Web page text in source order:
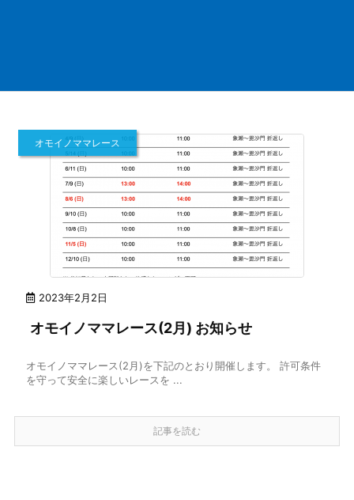
2023年2月2日
オモイノママレース
オモイノママレース(2月) お知らせ
オモイノママレース(2月)を下記のとおり開催します。 許可条件
を守って安全に楽しいレースを ...
記事を読む